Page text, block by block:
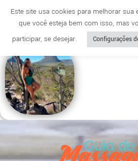
Cidade
Este site usa cookies para melhorar sua
que você esteja bem com isso, mas
participar, se desejar.
Configurações